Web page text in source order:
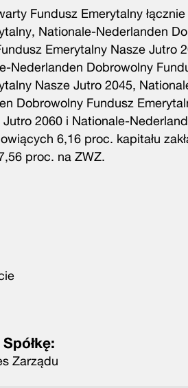
Fundusz Emerytalny
Nationale-Nederlanden
Emerytalny Nasze
Nederlanden Dobrowolny
Nasze Jutro 2045,
Dobrowolny Fundusz
2060 i Nationale-
6,16 proc. kapitału
proc. na ZWZ.
Zarządu